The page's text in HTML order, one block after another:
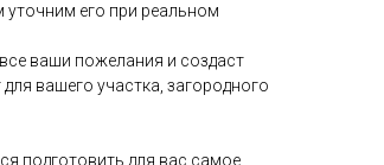
его при реальном
ваши пожелания и создаст
вашего участка, загородного
подготовить для вас самое